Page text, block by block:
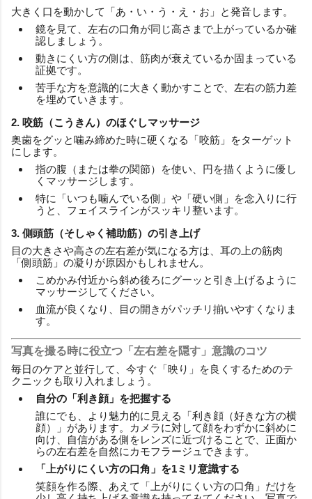
大きく口を動かして「あ・い・う・え・お」と発音します。
鏡を見て、左右の口角が同じ高さまで上がっているか確
認しましょう。
動きにくい方の側は、筋肉が衰えているか固まっている
証拠です。
苦手な方を意識的に大きく動かすことで、左右の筋力差
を埋めていきます。
2. 咬筋（こうきん）のほぐしマッサージ
奥歯をグッと噛み締めた時に硬くなる「咬筋」をターゲット
にします。
指の腹（または拳の関節）を使い、円を描くように優し
くマッサージします。
特に「いつも噛んでいる側」や「硬い側」を念入りに行
うと、フェイスラインがスッキリ整います。
3. 側頭筋（そしゃく補助筋）の引き上げ
目の大きさや高さの左右差が気になる方は、耳の上の筋肉
「側頭筋」の凝りが原因かもしれません。
こめかみ付近から斜め後ろにグーッと引き上げるように
マッサージしてください。
血流が良くなり、目の開きがパッチリ揃いやすくなりま
す。
写真を撮る時に役立つ「左右差を隠す」意識のコツ
毎日のケアと並行して、今すぐ「映り」を良くするためのテ
クニックも取り入れましょう。
自分の「利き顔」を把握する
誰にでも、より魅力的に見える「利き顔（好きな方の横
顔）」があります。カメラに対して顔をわずかに斜めに
向け、自信がある側をレンズに近づけることで、正面か
らの左右差を自然にカモフラージュできます。
「上がりにくい方の口角」を1ミリ意識する
笑顔を作る際、あえて「上がりにくい方の口角」だけを